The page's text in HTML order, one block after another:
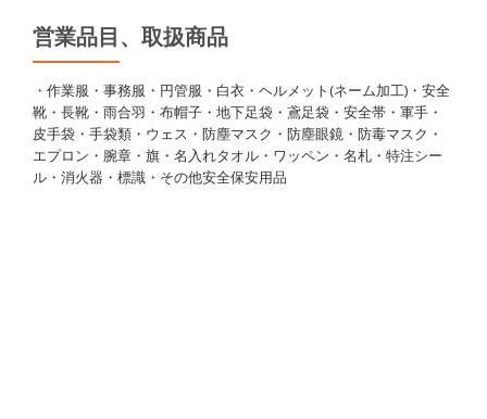
営業品目、取扱商品
・作業服・事務服・円管服・白衣・ヘルメット(ネーム加工)・安全
靴・長靴・雨合羽・布帽子・地下足袋・鳶足袋・安全帯・軍手・
皮手袋・手袋類・ウェス・防塵マスク・防塵眼鏡・防毒マスク・
エプロン・腕章・旗・名入れタオル・ワッペン・名札・特注シー
ル・消火器・標識・その他安全保安用品